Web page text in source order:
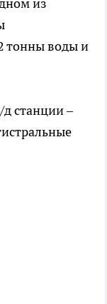
из
тонны воды и
станции –